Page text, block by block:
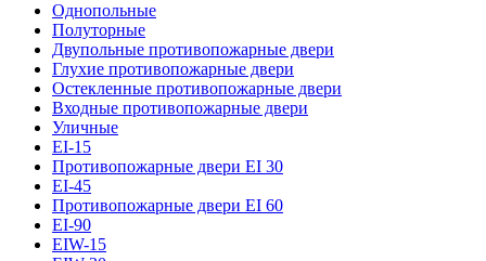
Однопольные
Полуторные
Двупольные противопожарные двери
Глухие противопожарные двери
Остекленные противопожарные двери
Входные противопожарные двери
Уличные
EI-15
Противопожарные двери EI 30
EI-45
Противопожарные двери EI 60
EI-90
EIW-15